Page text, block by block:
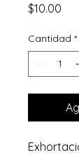
$10.00
Cantidad *